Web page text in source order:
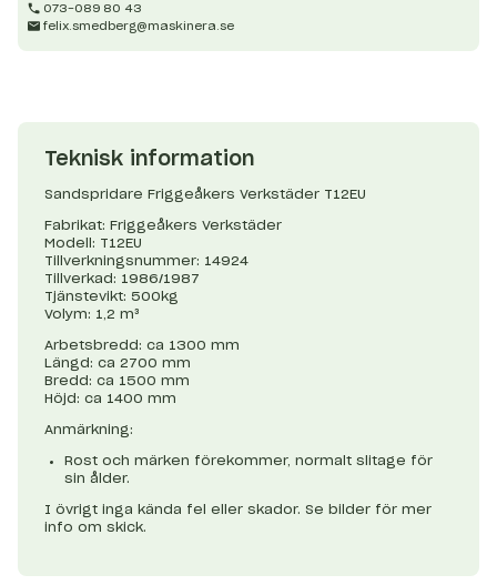
073-089 80 43
felix.smedberg@maskinera.se
Teknisk information
Sandspridare Friggeåkers Verkstäder T12EU
Fabrikat: Friggeåkers Verkstäder
Modell: T12EU
Tillverkningsnummer: 14924
Tillverkad: 1986/1987
Tjänstevikt: 500kg
Volym: 1,2 m³
Arbetsbredd: ca 1300 mm
Längd: ca 2700 mm
Bredd: ca 1500 mm
Höjd: ca 1400 mm
Anmärkning:
Rost och märken förekommer, normalt slitage för
sin ålder.
I övrigt inga kända fel eller skador. Se bilder för mer
info om skick.